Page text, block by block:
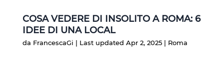
COSA VEDERE DI INSOLITO A ROMA: 6
IDEE DI UNA LOCAL
da FrancescaGi | Last updated Apr 2, 2025| Roma